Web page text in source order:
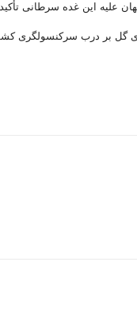
علیه این غده سرطانی
گل بر درب سرکنسولگری